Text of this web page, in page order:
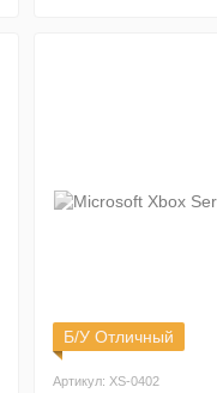
Б/У Отличный
Артикул: XS-0402